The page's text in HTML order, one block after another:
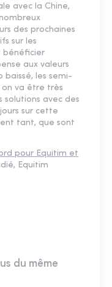
avec la Chine,
des prochaines
sur les
bénéficier
aux valeurs
baissé, les semi-
va être très
solutions avec des
sur cette
tant, que sont
pour Equitim et
Equitim
du même